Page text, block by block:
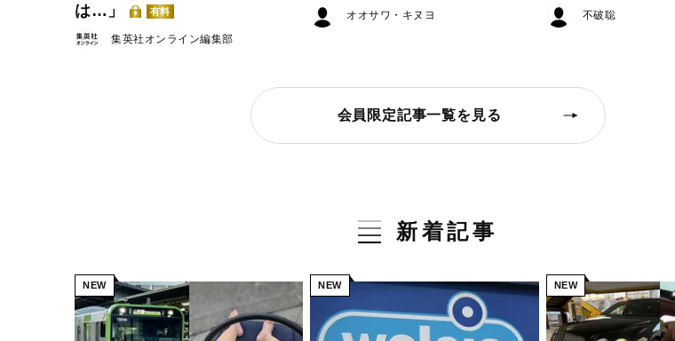
は…」
有料
集英社オンライン編集部
オオサワ・キヌヨ 不破聡
会員限定記事一覧を見る
新着記事
NEW NEW NEW